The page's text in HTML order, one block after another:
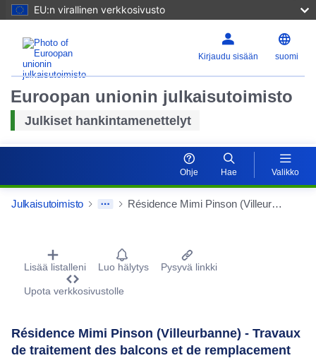
EU:n virallinen verkkosivusto
Kirjaudu sisään suomi
Euroopan unionin julkaisutoimisto
Julkiset hankintamenettelyt
Ohje Hae Valikko
Julkaisutoimisto Résidence Mimi Pinson (Villeurbanne) - Travaux de traitement des balcons et de remplacement des garde-corps (24 logements)
Procurement Detail Actions Portlet
Lisää listalleni Luo hälytys Pysyvä linkki
Upota verkkosivustolle
Résidence Mimi Pinson (Villeurbanne) - Travaux
de traitement des balcons et de remplacement